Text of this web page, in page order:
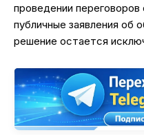
проведении
публичные заявления об
решение остается